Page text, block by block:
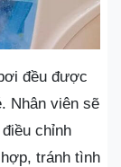
đều được
Nhân viên sẽ
chỉnh
tránh tình